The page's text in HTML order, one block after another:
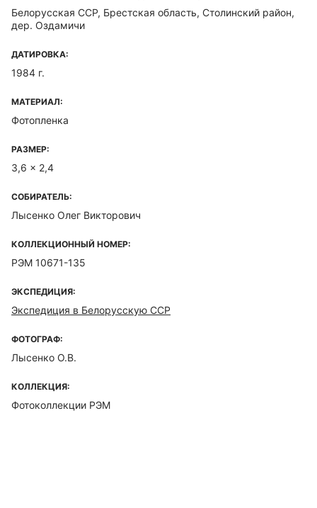
Белорусская ССР, Брестская область, Столинский район,
дер. Оздамичи
ДАТИРОВКА:
1984 г.
МАТЕРИАЛ:
Фотопленка
РАЗМЕР:
3,6 x 2,4
СОБИРАТЕЛЬ:
Лысенко Олег Викторович
КОЛЛЕКЦИОННЫЙ НОМЕР:
РЭМ 10671-135
ЭКСПЕДИЦИЯ:
Экспедиция в Белорусскую ССР
ФОТОГРАФ:
Лысенко О.В.
КОЛЛЕКЦИЯ:
Фотоколлекции РЭМ